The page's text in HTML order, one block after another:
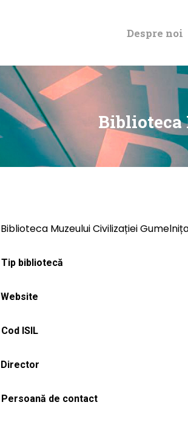
Despre noi
Biblioteca Muzeului Civilizației
Tip bibliotecă
Website
Cod ISIL
Director
Persoană de contact